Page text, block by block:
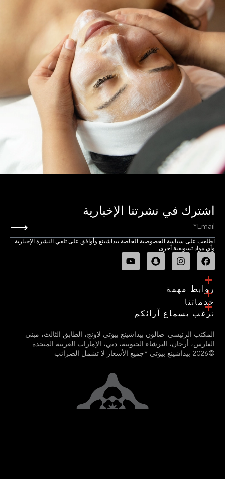
في نشرتنا الإخبارية
⟶
على سياسة الخصوصية الخاصة بيداشينغ وأوافق على تلقي النشرة الإخبارية
مواد تسويقية أخرى.
مهمة
بسماع آرائكم
الرئيسي: صالون بيداشينغ بيوتي لاونج، الطابق الثالث، مبنى
أرجان، البرشاء الجنوبية، دبي، الإمارات العربية المتحدة